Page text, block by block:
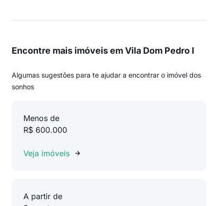
Encontre mais imóveis em Vila Dom Pedro I
Algumas sugestões para te ajudar a encontrar o imóvel dos
sonhos
Menos de
R$ 600.000
Veja imóveis
A partir de